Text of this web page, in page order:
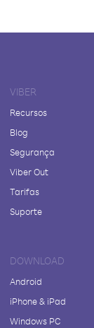
VIBER
Recursos
Blog
Segurança
Viber Out
Tarifas
Suporte
DOWNLOAD
Android
iPhone & iPad
Windows PC